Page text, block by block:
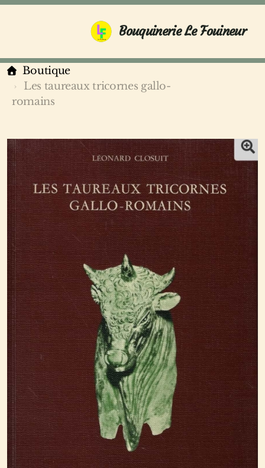
Bouquinerie Le Fouineur
Boutique
Les taureaux tricornes gallo-
romains